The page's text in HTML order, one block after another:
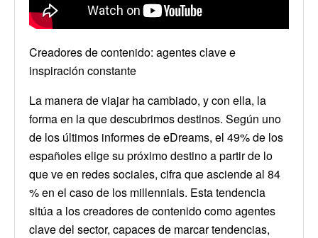
Creadores de contenido: agentes clave e
inspiración constante
La manera de viajar ha cambiado, y con ella, la
forma en la que descubrimos destinos. Según uno
de los últimos informes de eDreams, el 49% de los
españoles elige su próximo destino a partir de lo
que ve en redes sociales, cifra que asciende al 84
% en el caso de los millennials. Esta tendencia
sitúa a los creadores de contenido como agentes
clave del sector, capaces de marcar tendencias,